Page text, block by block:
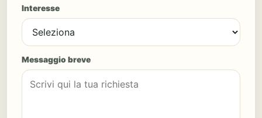
Interesse
Messaggio breve